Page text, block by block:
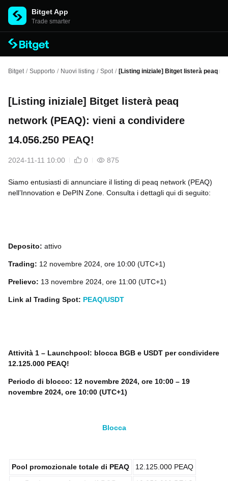
Bitget App
Trade smarter
Bitget / Supporto / Nuovi listing / Spot / [Listing iniziale] Bitget listerà peaq
[Listing iniziale] Bitget listerà peaq
network (PEAQ): vieni a condividere
14.056.250 PEAQ!
2024-11-11 10:00 0 875
Siamo entusiasti di annunciare il listing di peaq network (PEAQ)
nell’Innovation e DePIN Zone. Consulta i dettagli qui di seguito:
Deposito: attivo
Trading: 12 novembre 2024, ore 10:00 (UTC+1)
Prelievo: 13 novembre 2024, ore 11:00 (UTC+1)
Link al Trading Spot: PEAQ/USDT
Attività 1 – Launchpool: blocca BGB e USDT per condividere
12.125.000 PEAQ!
Periodo di blocco: 12 novembre 2024, ore 10:00 – 19
novembre 2024, ore 10:00 (UTC+1)
Blocca
Pool promozionale totale di PEAQ 12.125.000 PEAQ